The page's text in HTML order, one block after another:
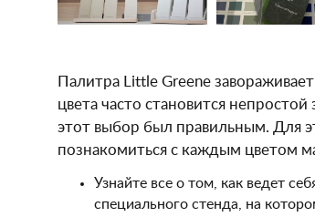
Палитра Little Greene
цвета часто становится
этот выбор был правильным. Для
познакомиться с каждым цветом
Узнайте все о том, как ведет
специального стенда, на